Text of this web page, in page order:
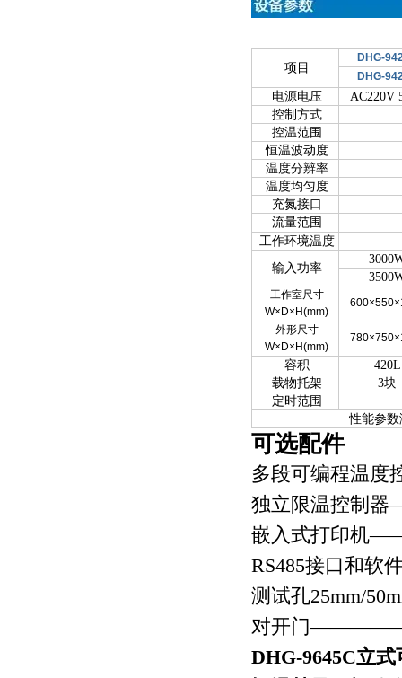
项目
DHG-
DHG-
电源电压
AC220V
控制方式
控温范围
恒温波动度
温度分辨率
温度均匀度
充氮接口
流量范围
工作环境温度
输入功率
工作室尺寸
W×D×H(mm)
外形尺寸
W×D×H(mm)
容积
420L
载物托架
3块
定时范围
性能参
可选配件
多段可编程
独立限温控
嵌入式打印
RS485接口和
测试孔25mm/
对开门
DHG-9645C立